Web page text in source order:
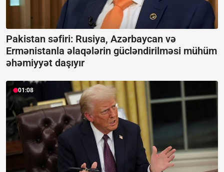
Pakistan səfiri: Rusiya, Azərbaycan və
Ermənistanla əlaqələrin gücləndirilməsi mühüm
əhəmiyyət daşıyır
01:08